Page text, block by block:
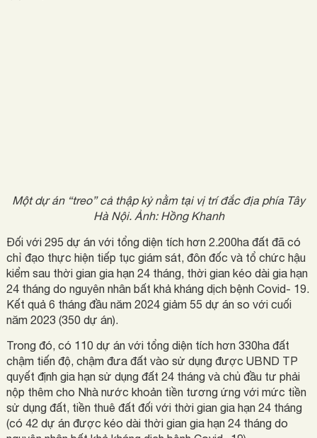
Một dự án “treo” cả thập kỷ nằm tại vị trí đắc địa phía Tây
Hà Nội. Ảnh: Hồng Khanh
Đối với 295 dự án với tổng diện tích hơn 2.200ha đất đã có
chỉ đạo thực hiện tiếp tục giám sát, đôn đốc và tổ chức hậu
kiểm sau thời gian gia hạn 24 tháng, thời gian kéo dài gia hạn
24 tháng do nguyên nhân bất khả kháng dịch bệnh Covid- 19.
Kết quả 6 tháng đầu năm 2024 giảm 55 dự án so với cuối
năm 2023 (350 dự án).
Trong đó, có 110 dự án với tổng diện tích hơn 330ha đất
chậm tiến độ, chậm đưa đất vào sử dụng được UBND TP
quyết định gia hạn sử dụng đất 24 tháng và chủ đầu tư phải
nộp thêm cho Nhà nước khoản tiền tương ứng với mức tiền
sử dụng đất, tiền thuê đất đối với thời gian gia hạn 24 tháng
(có 42 dự án được kéo dài thời gian gia hạn 24 tháng do